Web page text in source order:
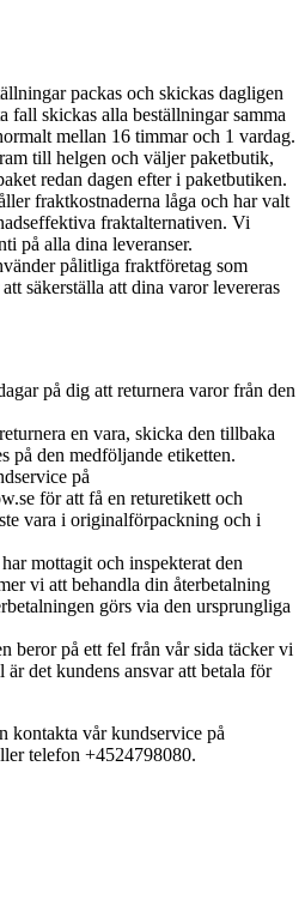
packas och skickas dagligen
fall skickas alla beställningar samma
mellan 16 timmar och 1 vardag.
till helgen och väljer paketbutik,
redan dagen efter i paketbutiken.
fraktkostnaderna låga och har valt
fraktalternativen. Vi
på alla dina leveranser.
pålitliga fraktföretag som
säkerställa att dina varor levereras
på dig att returnera varor från den
en vara, skicka den tillbaka
på den medföljande etiketten.
på
för att få en returetikett och
vara i originalförpackning och i
mottagit och inspekterat den
vi att behandla din återbetalning
görs via den ursprungliga
beror på ett fel från vår sida täcker vi
det kundens ansvar att betala för
kontakta vår kundservice på
telefon +4524798080.